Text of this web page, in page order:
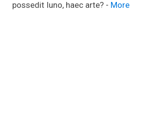
possedit Iuno, haec arte? - More